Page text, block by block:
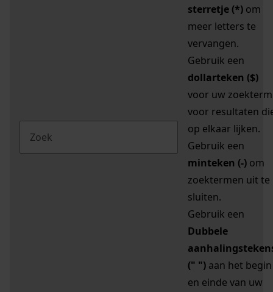
sterretje (*) om
meer letters te
vervangen.
Gebruik een
dollarteken ($)
voor uw zoekterm
voor resultaten
op elkaar lijken.
Gebruik een
minteken (-) om
zoektermen uit te
sluiten.
Gebruik een
Dubbele
(" ") aan het begin
en einde van uw